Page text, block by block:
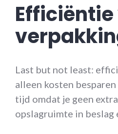
Last but not least:
alleen kosten
tijd omdat je geen
opslagruimte in beslag